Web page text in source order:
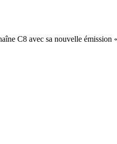
C8 avec sa nouvelle